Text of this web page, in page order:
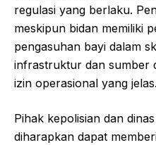
regulasi yang berlaku.
meskipun bidan memiliki
pengasuhan bayi dalam
infrastruktur dan sumber
izin operasional yang jelas.
Pihak kepolisian dan
diharapkan dapat